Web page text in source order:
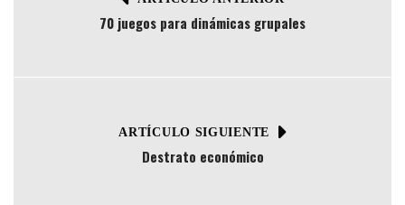
70 juegos para dinámicas grupales
ARTÍCULO SIGUIENTE
Destrato económico